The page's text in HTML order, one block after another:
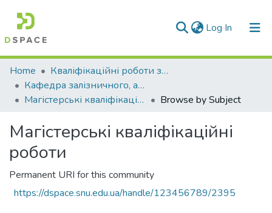
Log In (current)
Communities & Collections
All of DSpace
Home
Кваліфікаційні роботи здобувачів вищої освіти
Кафедра залізничного, автомобільного транспорту та підйомно-транспортних машин (ЗАТПТТ)
Магістерські кваліфікаційні роботи
Browse by Subject
Магістерські кваліфікаційні
роботи
Permanent URI for this community
https://dspace.snu.edu.ua/handle/123456789/2395